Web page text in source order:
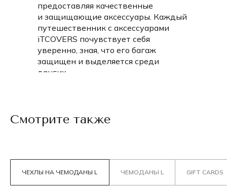
предоставляя качественные
и защищающие аксессуары. Каждый
путешественник с аксессуарами
iTCOVERS почувствует себя
уверенно, зная, что его багаж
защищен и выделяется среди
других.
Смотрите также
ЧЕХЛЫ НА ЧЕМОДАНЫ L ЧЕМОДАНЫ L GIFT CARDS